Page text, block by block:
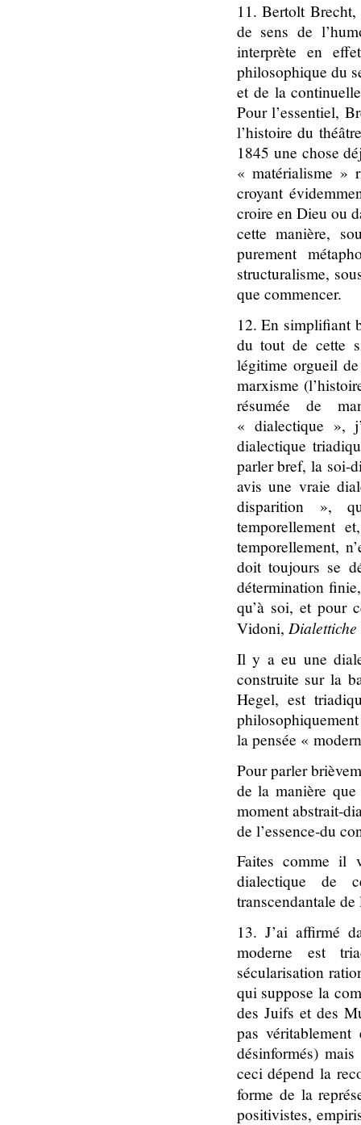
11. Bertolt
de sens de
interprète en
philosophique du
et de la
Pour l’essentiel,
l’histoire du
1845 une chose
« matérialisme »
croyant
croire en Dieu ou
cette manière,
purement
structuralisme,
que commencer.
12. En simplifiant
du tout de cette
légitime orgueil
marxisme
résumée de
« dialectique »,
dialectique
parler bref, la soi-
avis une vraie
disparition »,
temporellement
temporellement,
doit toujours se
détermination
qu’à soi, et pour
Vidoni,
Il y a eu une
construite sur la
Hegel, est
la pensée «
Pour parler
de la manière que
moment abstrait-
de l’essence-du
Faites comme il
dialectique de
transcendantale
13. J’ai affirmé
moderne est
sécularisation
qui suppose la
des Juifs et des
pas
désinformés)
ceci dépend la
forme de la
positivistes,